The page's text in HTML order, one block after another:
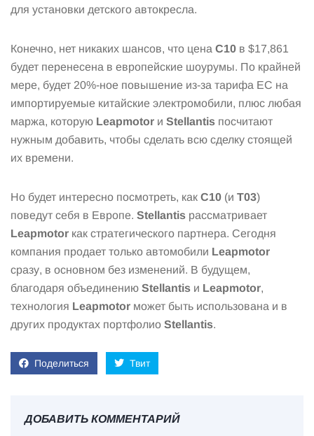
для установки детского автокресла.
Конечно, нет никаких шансов, что цена C10 в $17,861
будет перенесена в европейские шоурумы. По крайней
мере, будет 20%-ное повышение из-за тарифа ЕС на
импортируемые китайские электромобили, плюс любая
маржа, которую Leapmotor и Stellantis посчитают
нужным добавить, чтобы сделать всю сделку стоящей
их времени.
Но будет интересно посмотреть, как C10 (и T03)
поведут себя в Европе. Stellantis рассматривает
Leapmotor как стратегического партнера. Сегодня
компания продает только автомобили Leapmotor
сразу, в основном без изменений. В будущем,
благодаря объединению Stellantis и Leapmotor,
технология Leapmotor может быть использована и в
других продуктах портфолио Stellantis.
Поделиться Твит
ДОБАВИТЬ КОММЕНТАРИЙ